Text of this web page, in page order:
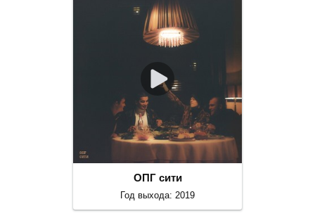
ОПГ сити
Год выхода: 2019